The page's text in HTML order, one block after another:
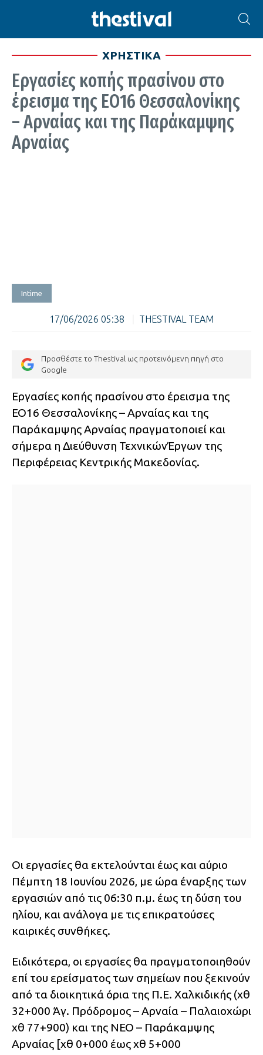
ΧΡΗΣΤΙΚΑ
Εργασίες κοπής πρασίνου στο
έρεισμα της ΕΟ16 Θεσσαλονίκης
– Αρναίας και της Παράκαμψης
Αρναίας
Intime
17/06/2026 05:38 THESTIVAL TEAM
Προσθέστε το Thestival ως προτεινόμενη πηγή στο
Google
Εργασίες κοπής πρασίνου στο έρεισμα της
ΕΟ16 Θεσσαλονίκης – Αρναίας και της
Παράκαμψης Αρναίας πραγματοποιεί και
σήμερα η Διεύθυνση ΤεχνικώνΈργων της
Περιφέρειας Κεντρικής Μακεδονίας.
Οι εργασίες θα εκτελούνται έως και αύριο
Πέμπτη 18 Ιουνίου 2026, με ώρα έναρξης των
εργασιών από τις 06:30 π.μ. έως τη δύση του
ηλίου, και ανάλογα με τις επικρατούσες
καιρικές συνθήκες.
Ειδικότερα, οι εργασίες θα πραγματοποιηθούν
επί του ερείσματος των σημείων που ξεκινούν
από τα διοικητικά όρια της Π.Ε. Χαλκιδικής (χθ
32+000 Άγ. Πρόδρομος – Αρναία – Παλαιοχώρι
χθ 77+900) και της ΝΕΟ – Παράκαμψης
Αρναίας [χθ 0+000 έως χθ 5+000